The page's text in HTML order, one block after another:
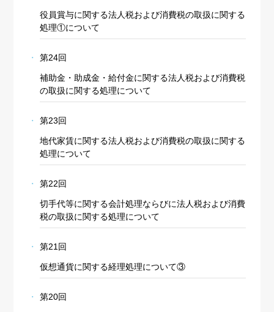
役員賞与に関する法人税および消費税の取扱に関する
処理①について
第24回
補助金・助成金・給付金に関する法人税および消費税
の取扱に関する処理について
第23回
地代家賃に関する法人税および消費税の取扱に関する
処理について
第22回
切手代等に関する会計処理ならびに法人税および消費
税の取扱に関する処理について
第21回
仮想通貨に関する経理処理について③
第20回